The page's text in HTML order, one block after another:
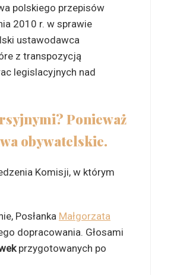
polskiego przepisów
2010 r. w sprawie
ustawodawca
z transpozycją
legislacyjnych nad
Ponieważ
obywatelskie.
Komisji, w którym
Posłanka Małgorzata
dopracowania. Głosami
przygotowanych po